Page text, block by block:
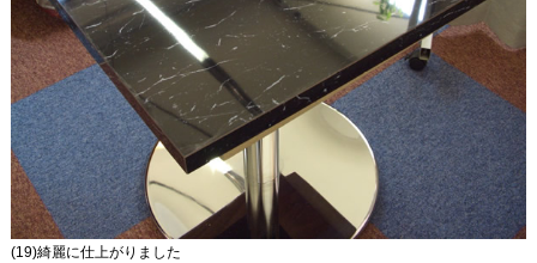
(19)綺麗に仕上がりました